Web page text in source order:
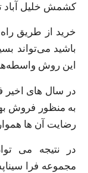
کشمش خلیل آباد
خرید از طریق راه
باشید می‌تواند
این روش
در سال‌ های اخیر
به منظور فروش
رضایت آن ها
در نتیجه می‌
مجموعه فرا